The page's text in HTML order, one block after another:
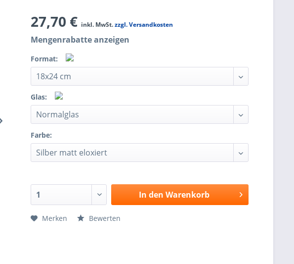
27,70 € inkl. MwSt.zzgl. Versandkosten
Mengenrabatte anzeigen
Format:
Glas:
Farbe:
In den Warenkorb
Merken Bewerten